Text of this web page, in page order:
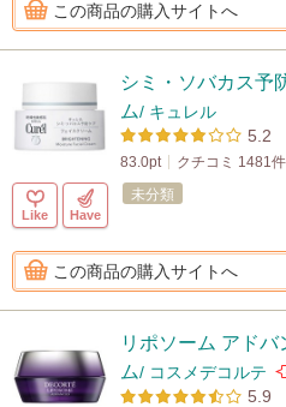
この商品の購入サイトへ
シミ・ソバカス予
ム/ キュレル
5.2
83.0pt クチコミ 1481件
Like Have
未分類
この商品の購入サイトへ
リポソーム アド
ム/ コスメデコルテ
5.9